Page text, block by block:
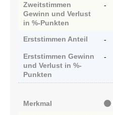
Zweitstimmen
Gewinn und Verlust
in %-Punkten
-
Erststimmen Anteil -
Erststimmen Gewinn
und Verlust in %-
Punkten
-
Merkmal